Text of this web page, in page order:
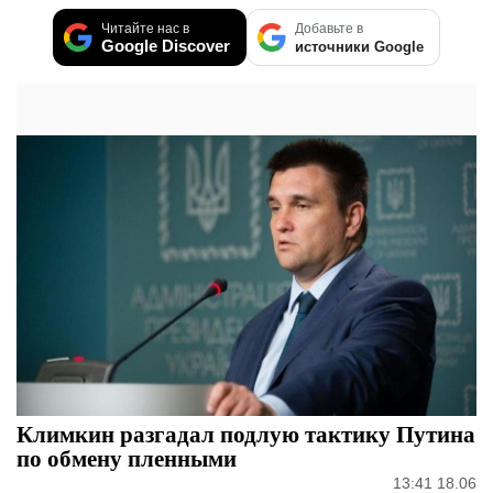
Читайте нас в
Google Discover
Добавьте в
источники Google
Климкин разгадал подлую тактику Путина
по обмену пленными
13:41 18.06